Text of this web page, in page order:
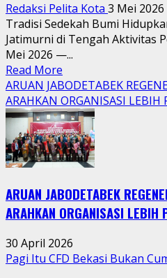
Redaksi Pelita Kota 3 Mei 2026
Tradisi Sedekah Bumi
Jatimurni di Tengah Aktivitas
Mei 2026 —...
Read More
more
about
Tradisi
Sedekah
Bumi
Hidupkan
Warga
Jatimurni
di
Tengah
Aktivitas
Perkotaan
ARUAN JABODETABEK
ARAHKAN ORGANISASI LEBIH
ARUAN JABODETABEK
ARAHKAN ORGANISASI LEBIH
30 April 2026
Pagi Itu CFD Bekasi Bukan